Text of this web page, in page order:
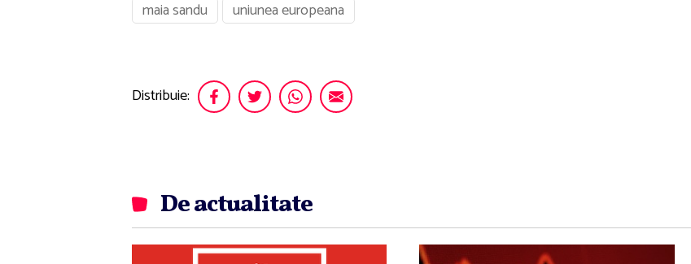
maia sandu
uniunea europeana
Distribuie:
De actualitate